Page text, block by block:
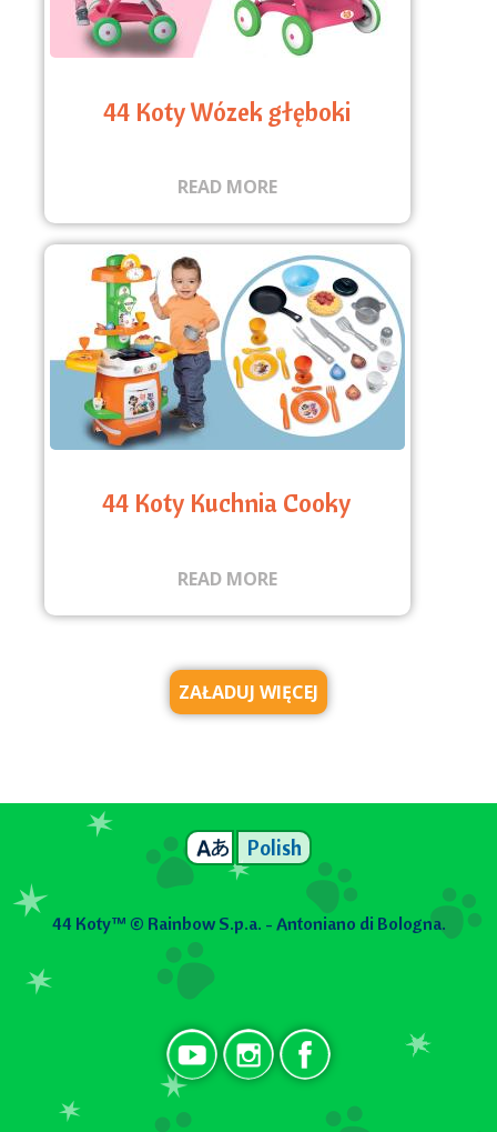
44 Koty Wózek głęboki
READ MORE
44 Koty Kuchnia Cooky
READ MORE
ZAŁADUJ WIĘCEJ
44 Koty™ © Rainbow S.p.a. - Antoniano di Bologna.
Social PL
Polish